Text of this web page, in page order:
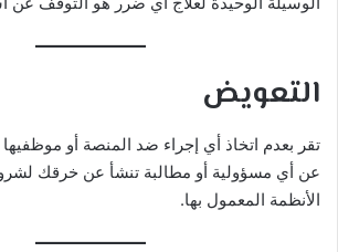
التعويض
تقر بعدم اتخاذ أي إجراء ضد المنصة أو موظفيها
عن أي مسؤولية أو مطالبة تنشأ عن خرقك
الأنظمة المعمول بها.